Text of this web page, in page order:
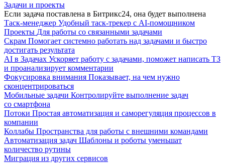
Задачи и проекты
Если задача поставлена в Битрикс24, она будет выполнена
Таск-менеджер Удобный таск-трекер с AI-помощником
Проекты Для работы со связанными задачами
Скрам Помогает системно работать над задачами и быстро
достигать результата
AI в Задачах Ускоряет работу с задачами, поможет написать ТЗ
и проанализирует комментарии
Фокусировка внимания Показывает, на чем нужно
сконцентрироваться
Мобильные задачи Контролируйте выполнение задач
со смартфона
Потоки Простая автоматизация и саморегуляция процессов в
компании
Коллабы Пространства для работы с внешними командами
Автоматизация задач Шаблоны и роботы уменьшат
количество рутины
Миграция из других сервисов